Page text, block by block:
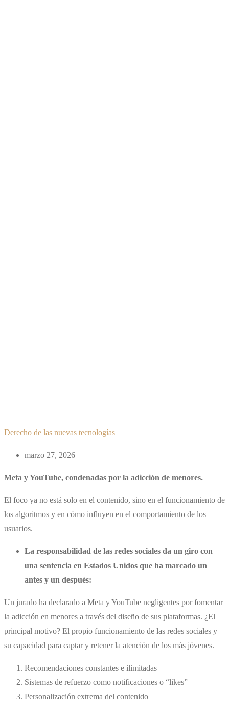
Derecho de las nuevas tecnologías
marzo 27, 2026
Meta y YouTube, condenadas por la adicción de menores.
El foco ya no está solo en el contenido, sino en el funcionamiento de
los algoritmos y en cómo influyen en el comportamiento de los
usuarios.
La responsabilidad de las redes sociales da un giro con
una sentencia en Estados Unidos que ha marcado un
antes y un después:
Un jurado ha declarado a Meta y YouTube negligentes por fomentar
la adicción en menores a través del diseño de sus plataformas. ¿El
principal motivo? El propio funcionamiento de las redes sociales y
su capacidad para captar y retener la atención de los más jóvenes.
Recomendaciones constantes e ilimitadas
Sistemas de refuerzo como notificaciones o “likes”
Personalización extrema del contenido